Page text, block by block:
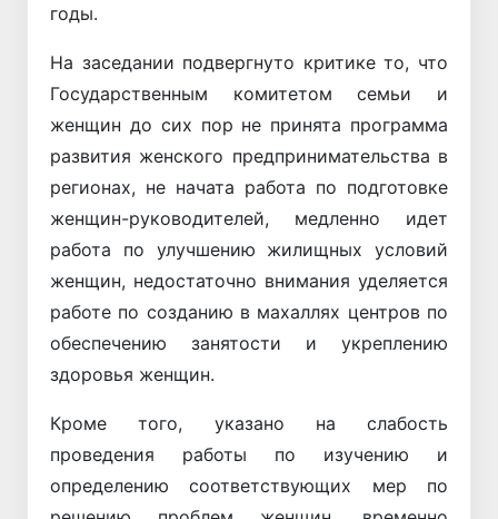
годы.
На заседании подвергнуто критике то, что
Государственным комитетом семьи и
женщин до сих пор не принята программа
развития женского предпринимательства в
регионах, не начата работа по подготовке
женщин-руководителей, медленно идет
работа по улучшению жилищных условий
женщин, недостаточно внимания уделяется
работе по созданию в махаллях центров по
обеспечению занятости и укреплению
здоровья женщин.
Кроме того, указано на слабость
проведения работы по изучению и
определению соответствующих мер по